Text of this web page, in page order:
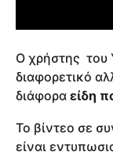
Ο χρήστης του
διαφορετικό
διάφορα είδη
Το βίντεο σε
είναι